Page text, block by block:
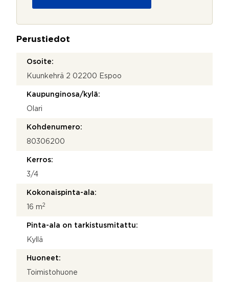
*
h
i
m
r
o
Perustiedot
Osoite:
Kuunkehrä 2 02200 Espoo
Kaupunginosa/kylä:
Olari
Kohdenumero:
80306200
Kerros:
3/4
Kokonaispinta-ala:
16 m2
Pinta-ala on tarkistusmitattu:
Kyllä
Huoneet:
Toimistohuone